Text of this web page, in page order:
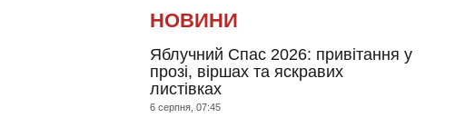
НОВИНИ
Яблучний Спас 2026: привітання у
прозі, віршах та яскравих
листівках
6 серпня, 07:45